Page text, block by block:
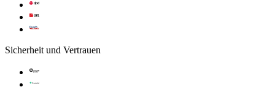
Sicherheit und Vertrauen